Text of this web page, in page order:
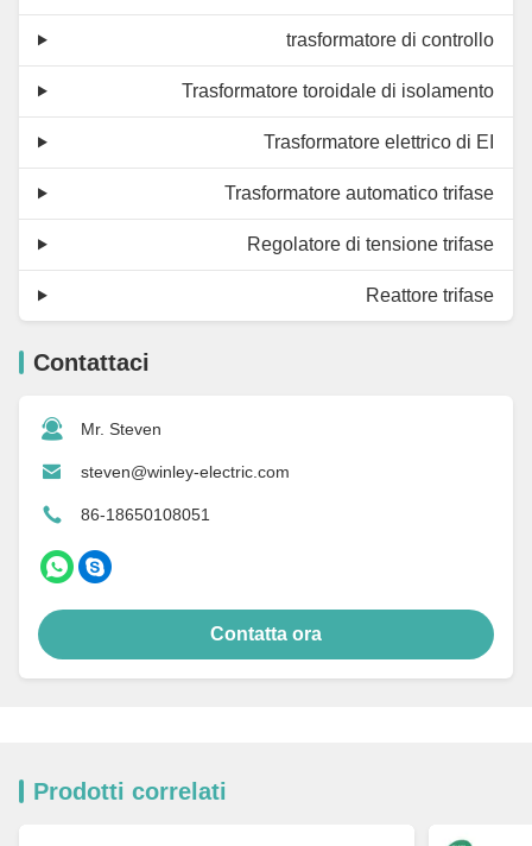
trasformatore di controllo
Trasformatore toroidale di isolamento
Trasformatore elettrico di EI
Trasformatore automatico trifase
Regolatore di tensione trifase
Reattore trifase
Contattaci
Mr. Steven
steven@winley-electric.com
86-18650108051
Contatta ora
Prodotti correlati